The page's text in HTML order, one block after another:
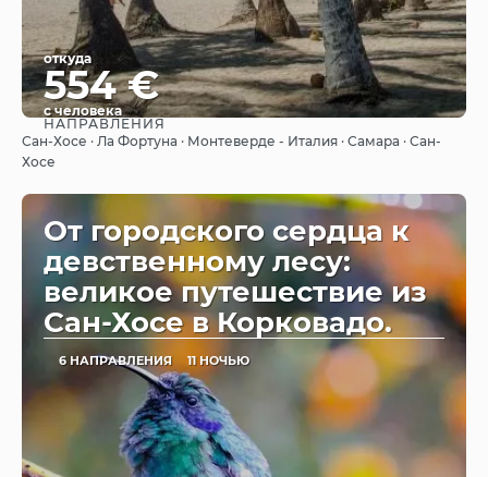
откуда
554 €
с человека
Видеть
НАПРАВЛЕНИЯ
Сан-Хосе · Ла Фортуна · Монтеверде - Италия · Самара · Сан-
Хосе
От городского сердца к
девственному лесу:
великое путешествие из
Сан-Хосе в Корковадо.
6 НАПРАВЛЕНИЯ 11 НОЧЬЮ